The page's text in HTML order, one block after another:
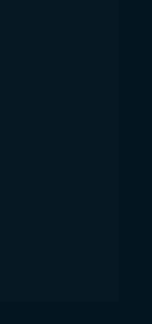
des
culturels
et de sa